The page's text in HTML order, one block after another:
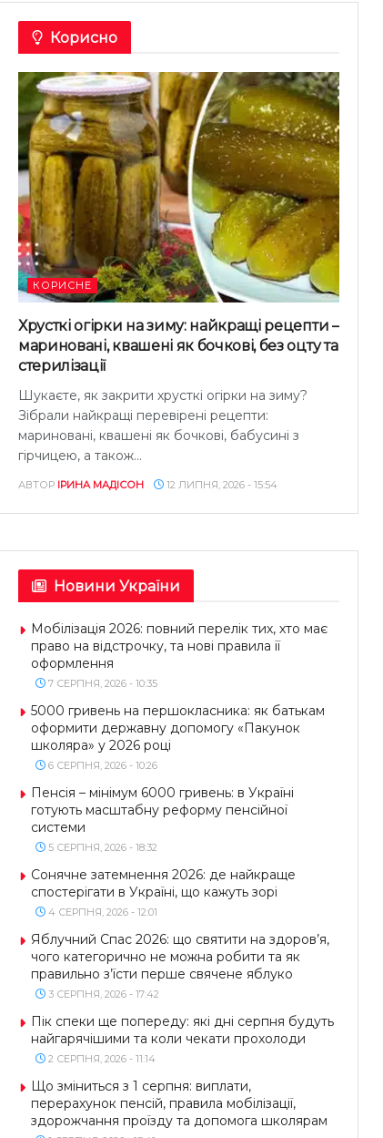
Корисно
КОРИСНЕ
Хрусткі огірки на зиму: найкращі рецепти –
мариновані, квашені як бочкові, без оцту та
стерилізації
Шукаєте, як закрити хрусткі огірки на зиму?
Зібрали найкращі перевірені рецепти:
мариновані, квашені як бочкові, бабусині з
гірчицею, а також...
АВТОР ІРИНА МАДІСОН 12 ЛИПНЯ, 2026 - 15:54
Новини України
Мобілізація 2026: повний перелік тих, хто має
право на відстрочку, та нові правила її
оформлення
7 СЕРПНЯ, 2026 - 10:35
5000 гривень на першокласника: як батькам
оформити державну допомогу «Пакунок
школяра» у 2026 році
6 СЕРПНЯ, 2026 - 10:26
Пенсія – мінімум 6000 гривень: в Україні
готують масштабну реформу пенсійної
системи
5 СЕРПНЯ, 2026 - 18:32
Сонячне затемнення 2026: де найкраще
спостерігати в Україні, що кажуть зорі
4 СЕРПНЯ, 2026 - 12:01
Яблучний Спас 2026: що святити на здоров’я,
чого категорично не можна робити та як
правильно з’їсти перше свячене яблуко
3 СЕРПНЯ, 2026 - 17:42
Пік спеки ще попереду: які дні серпня будуть
найгарячішими та коли чекати прохолоди
2 СЕРПНЯ, 2026 - 11:14
Що зміниться з 1 серпня: виплати,
перерахунок пенсій, правила мобілізації,
здорожчання проїзду та допомога школярам